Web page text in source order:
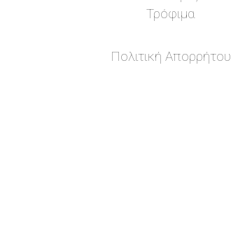
Τρόφιμα
Πολιτική Απορρήτου